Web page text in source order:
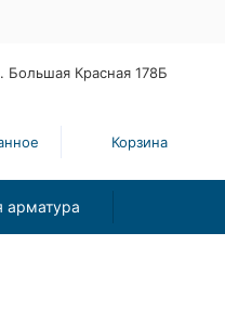
Большая Красная 178Б
Корзина
арматура